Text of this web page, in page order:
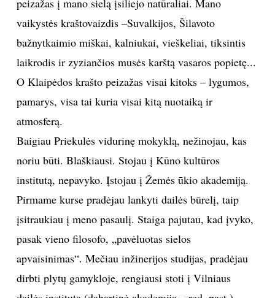
kur nors užklysdamas. Gimiau Kaune, iki dešimties
metų augau Prienų rajone, Šilavoto kaime. Paskui
tėvai persikraustė į Klaipėdos kraštą, atsidūriau
Agluonėnų kaime. Taip tapau imigrantu šiame krašte.
Noriu prisiminti, kada pirmą kartą pamačiau jūrą ir
kokia buvo mano reakcija. Neprisimenu. Regis, šis
peizažas į mano sielą įsiliejo natūraliai. Mano
vaikystės kraštovaizdis –Suvalkijos, Šilavoto
bažnytkaimio miškai, kalniukai, vieškeliai, tiksintis
laikrodis ir zyziančios musės karštą vasaros popietę...
O Klaipėdos krašto peizažas visai kitoks – lygumos,
pamarys, visa tai kuria visai kitą nuotaiką ir
atmosferą.
Baigiau Priekulės vidurinę mokyklą, nežinojau, kas
noriu būti. Blaškiausi. Stojau į Kūno kultūros